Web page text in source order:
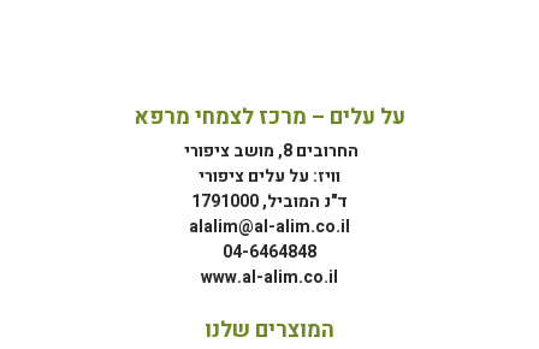
על עלים – מרכז לצמחי מרפא
החרובים 8, מושב ציפורי
וויז: על עלים ציפורי
ד"נ המוביל, 1791000
alalim@al-alim.co.il
04-6464848
www.al-alim.co.il
המוצרים שלנו